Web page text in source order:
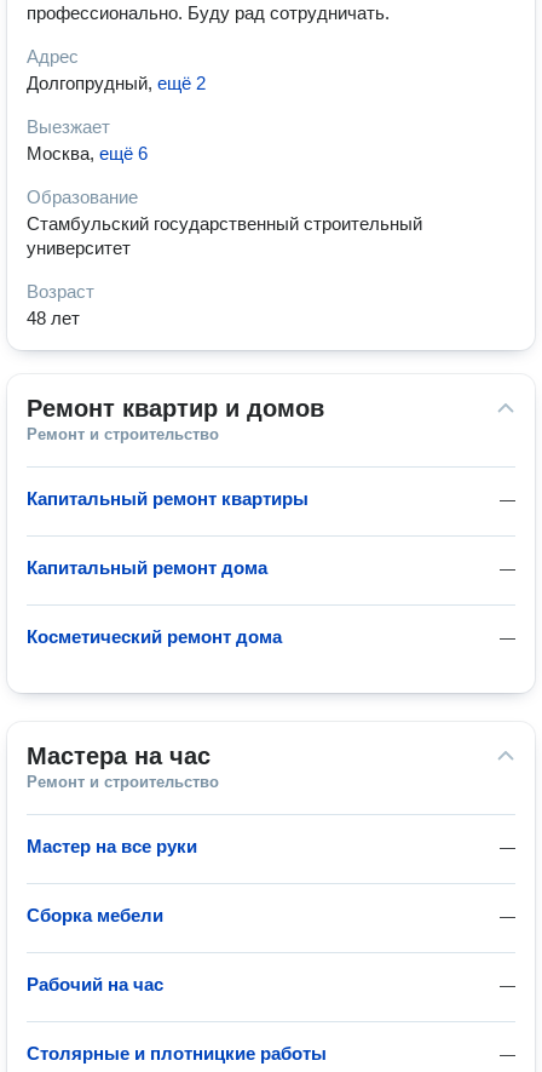
профессионально. Буду рад сотрудничать.
Адрес
Долгопрудный, ещё 2
Выезжает
Москва, ещё 6
Образование
Стамбульский государственный строительный
университет
Возраст
48 лет
Ремонт квартир и домов
Ремонт и строительство
—
Капитальный ремонт квартиры
—
Капитальный ремонт дома
—
Косметический ремонт дома
Мастера на час
Ремонт и строительство
—
Мастер на все руки
—
Сборка мебели
—
Рабочий на час
—
Столярные и плотницкие работы